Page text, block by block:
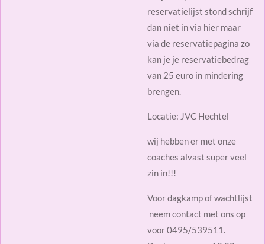
reservatielijst stond schrijf
dan niet in via hier maar
via de reservatiepagina zo
kan je je reservatiebedrag
van 25 euro in mindering
brengen.
Locatie: JVC Hechtel
wij hebben er met onze
coaches alvast super veel
zin in!!!
Voor dagkamp of wachtlijst
neem contact met ons op
voor 0495/539511.